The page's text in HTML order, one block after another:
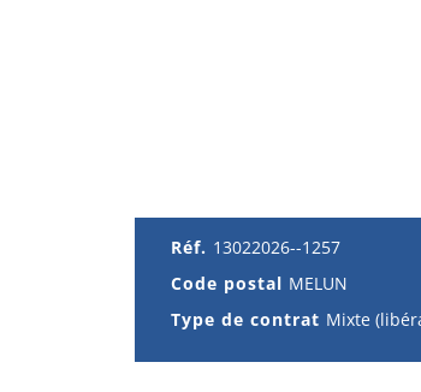
Réf. 13022026--1257
Code postal MELUN
Type de contrat Mixte